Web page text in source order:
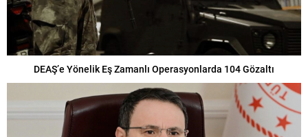
DEAŞ’e Yönelik Eş Zamanlı Operasyonlarda 104 Gözaltı